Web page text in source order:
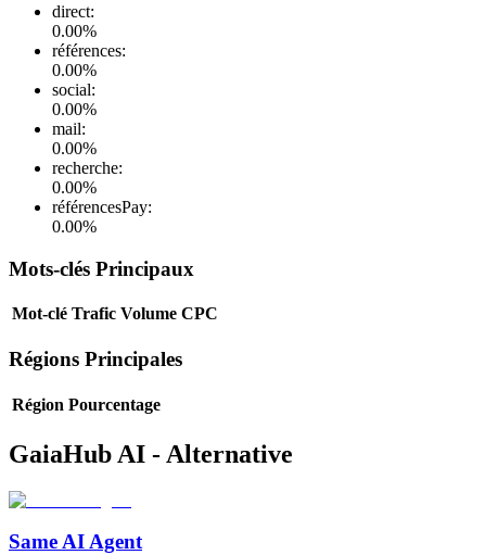
direct:
0.00%
références:
0.00%
social:
0.00%
mail:
0.00%
recherche:
0.00%
référencesPay:
0.00%
Mots-clés Principaux
Mot-clé Trafic Volume CPC
Régions Principales
Région Pourcentage
GaiaHub AI - Alternative
Same AI Agent